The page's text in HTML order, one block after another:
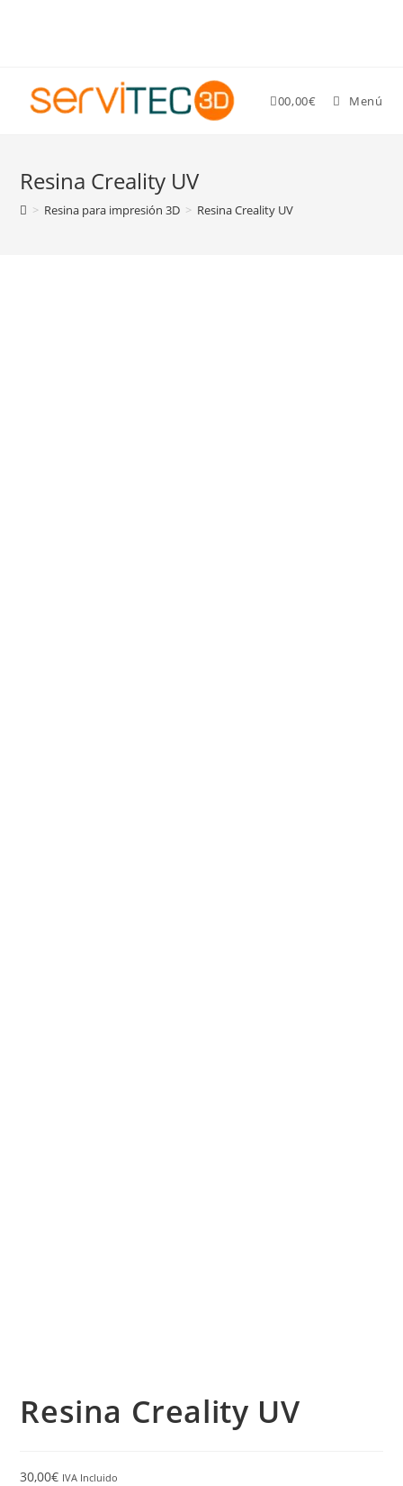
00,00€ Menú
Resina Creality UV
> Resina para impresión 3D > Resina Creality UV
Resina Creality UV
30,00€ IVA Incluido